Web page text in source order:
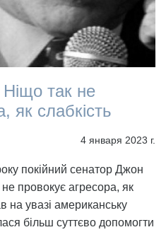
так не
як слабкість
4 января 2023 г.
покійний сенатор Джон
провокує агресора, як
на увазі американську
більш суттєво допомогти